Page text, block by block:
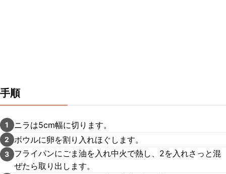
手順
1 ニラは5cm幅に切ります。
2 ボウルに卵を割り入れほぐします。
3
フライパンにごま油を入れ中火で熱し、2を入れさっと混
ぜたら取り出します。